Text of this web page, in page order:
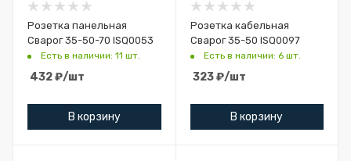
Розетка панельная
Сварог 35-50-70 ISQ0053
Есть в наличии: 11 шт.
432₽/шт
В корзину
Розетка кабельная
Сварог 35-50 ISQ0097
Есть в наличии: 6 шт.
323₽/шт
В корзину